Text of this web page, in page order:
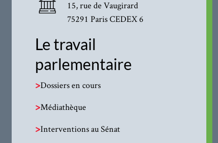
15, rue de Vaugirard
75291 Paris CEDEX 6
Le travail
parlementaire
>Dossiers en cours
>Médiathèque
>Interventions au Sénat